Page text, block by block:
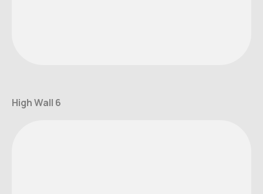
High Wall 6